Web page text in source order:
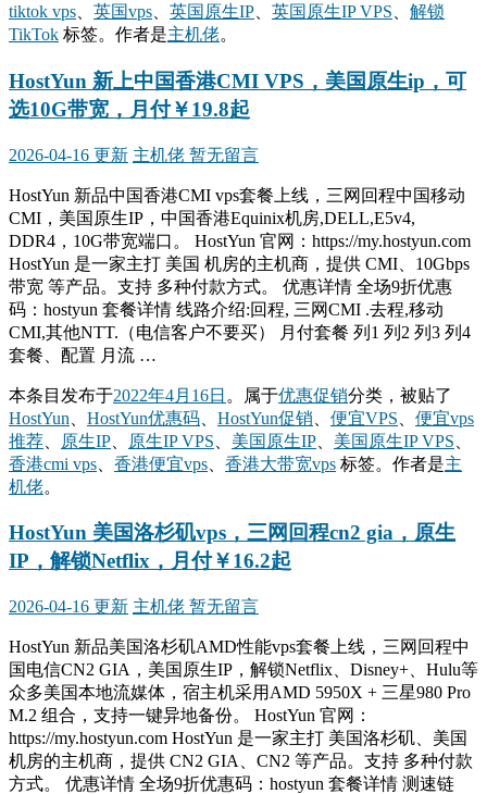
tiktok vps
英国vps 英国原生IP 英国原生IP VPS
解锁
TikTok 标签。 作者是主机佬。
HostYun 新上中国香港CMI VPS，美国原生ip，可
选10G带宽，月付￥19.8起
2026-04-16 更新 主机佬 暂无留言
HostYun 新品中国香港CMI vps套餐上线，三网回程中国移动
CMI，美国原生IP，中国香港Equinix机房,DELL,E5v4,
DDR4，10G带宽端口。 HostYun 官网：https://my.hostyun.com
HostYun 是一家主打 美国 机房的主机商，提供 CMI、10Gbps
带宽 等产品。支持 多种付款方式。 优惠详情 全场9折优惠
码：hostyun 套餐详情 线路介绍:回程, 三网CMI .去程,移动
CMI,其他NTT.（电信客户不要买） 月付套餐 列1 列2 列3 列4
套餐、配置 月流 …
本条目发布于2022年4月16日 。属于优惠促销分类，被贴了
HostYun
HostYun优惠码 HostYun促销 便宜VPS
便宜vps
推荐
原生IP 原生IP VPS 美国原生IP 美国原生IP VPS
香港cmi vps
香港便宜vps 香港大带宽vps 标签。 作者是主
机佬。
HostYun 美国洛杉矶vps，三网回程cn2 gia，原生
IP，解锁Netflix，月付￥16.2起
2026-04-16 更新 主机佬 暂无留言
HostYun 新品美国洛杉矶AMD性能vps套餐上线，三网回程中
国电信CN2 GIA，美国原生IP，解锁Netflix、Disney+、Hulu等
众多美国本地流媒体，宿主机采用AMD 5950X + 三星980 Pro
M.2 组合，支持一键异地备份。 HostYun 官网：
https://my.hostyun.com HostYun 是一家主打 美国洛杉矶、美国
机房的主机商，提供 CN2 GIA、CN2 等产品。支持 多种付款
方式。 优惠详情 全场9折优惠码：hostyun 套餐详情 测速链